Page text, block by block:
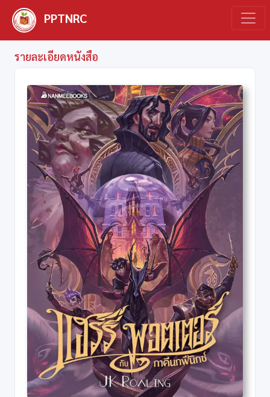
PPTNRC
รายละเอียดหนังสือ